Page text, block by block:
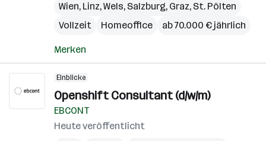
Wien, Linz,Wels, Salzburg, Graz, St. Pölten
Vollzeit
Homeoffice ab 70.000 € jährlich
Merken
Einblicke
Openshift Consultant (d/w/m)
EBCONT
Heute veröffentlicht